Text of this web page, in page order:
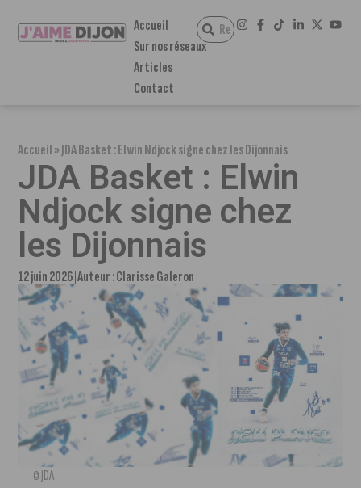
Accueil
Sur nos réseaux
Articles
Contact
Accueil»JDA Basket : Elwin Ndjock signe chez les Dijonnais
JDA Basket : Elwin
Ndjock signe chez
les Dijonnais
12 juin 2026 Auteur :Clarisse Galeron
© JDA